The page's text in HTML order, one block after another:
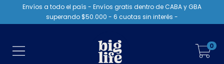
Envíos a todo el país - Envíos gratis dentro de CABA y GBA
superando $50.000 - 6 cuotas sin interés -
0